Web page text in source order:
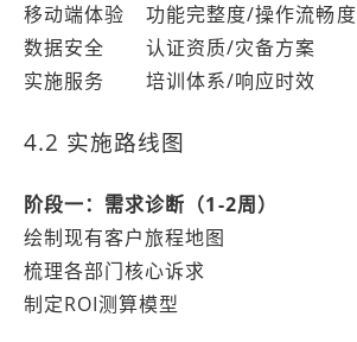
移动端体验
功能完整度/操作流畅度
数据安全
认证资质/灾备方案
实施服务
培训体系/响应时效
4.2 实施路线图
阶段一：需求诊断（1-2周）
绘制现有客户旅程地图
梳理各部门核心诉求
制定ROI测算模型